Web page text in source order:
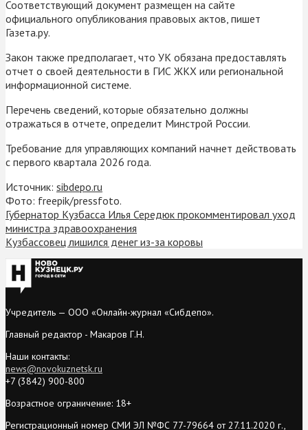
Соответствующий документ размещен на сайте
официального опубликования правовых актов, пишет
Газета.ру.
Закон также предполагает, что УК обязана предоставлять
отчет о своей деятельности в ГИС ЖКХ или региональной
информационной системе.
Перечень сведений, которые обязательно должны
отражаться в отчете, определит Минстрой России.
Требование для управляющих компаний начнет действовать
с первого квартала 2026 года.
Источник: sibdepo.ru
Фото: freepik/pressfoto.
Губернатор Кузбасса Илья Середюк прокомментировал уход
министра здравоохранения
Кузбассовец лишился денег из-за коровы
Учредитель — ООО «Онлайн-журнал «Сибдепо».
Главный редактор - Макаров Г.Н.
Наши контакты:
news@novokuznetsk.ru
+7 (3842) 900-800
Возрастное ограничение: 18+
Регистрационный номер СМИ ЭЛ №ФС 77-79664 от 27.11.2020 г.,